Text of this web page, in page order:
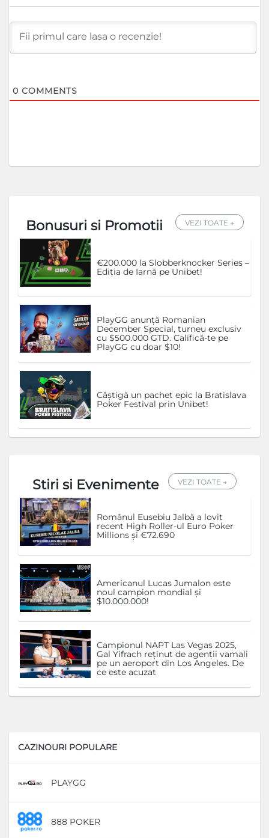
0 COMMENTS
Bonusuri si Promotii VEZI TOATE →
€200.000 la Slobberknocker Series –
Ediția de Iarnă pe Unibet!
PlayGG anunță Romanian
December Special, turneu exclusiv
cu $500.000 GTD. Califică-te pe
PlayGG cu doar $10!
Câștigă un pachet epic la Bratislava
Poker Festival prin Unibet!
Stiri si Evenimente VEZI TOATE →
Românul Eusebiu Jalbă a lovit
recent High Roller-ul Euro Poker
Millions și €72.690
Americanul Lucas Jumalon este
noul campion mondial și
$10.000.000!
Campionul NAPT Las Vegas 2025,
Gal Yifrach reținut de agenții vamali
pe un aeroport din Los Angeles. De
ce este acuzat
CAZINOURI POPULARE
PLAYGG
888 POKER